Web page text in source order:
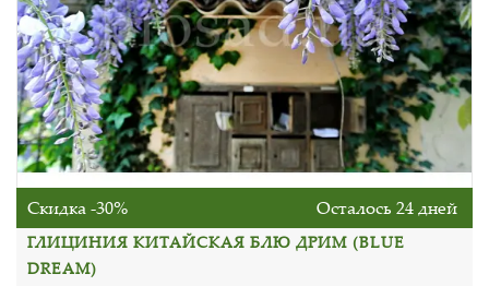
Скидка -30% Осталось 24 дней
ГЛИЦИНИЯ КИТАЙСКАЯ БЛЮ ДРИМ (BLUE
DREAM)